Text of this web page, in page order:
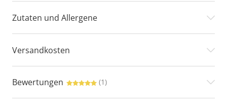
Zutaten und Allergene
Versandkosten
Bewertungen (1)